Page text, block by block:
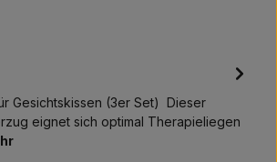
Gesichtskissen (3er Set) Dieser
eignet sich optimal Therapieliegen